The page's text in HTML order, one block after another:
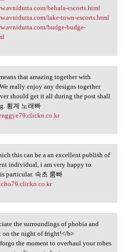
behala-escorts.html
lake-town-escorts.html
budge-budge-
that amazing
that amazing together with
really enjoy any designs together
should get it all during the post shall
횡계 노래빠
this can be a
this can be a an excellent publish of
individual, i am very happy to
particular. 속초 룸빠
the
the surroundings of phobia and
on the night of fright!</b>
the moment to overhaul your robes